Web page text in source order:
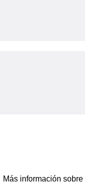
Más información